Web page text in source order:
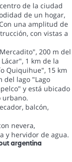
de la ciudad
de un hogar,
una amplitud de
con vistas a
200 m del
1 km de la
Quiquihue", 15 km
del lago "Lago
y está ubicado
urbano.
balcón,
nevera,
y hervidor de agua.
argentina